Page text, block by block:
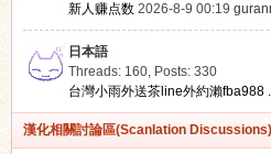
新人赚点数 2026-8-9 00:19
日本語
Threads: 160, Posts: 330
台灣小雨外送茶line外約瀨fba988
漢化相關討論區(Scanlation Discussions)